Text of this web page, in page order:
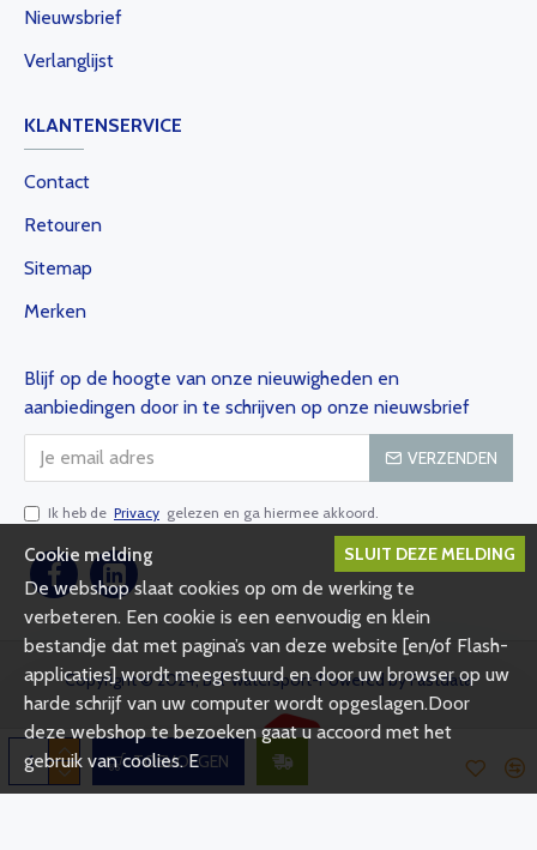
TOEVOEGEN
Nieuwsbrief
Verlanglijst
KLANTENSERVICE
Contact
Retouren
Sitemap
Merken
Blijf op de hoogte van onze nieuwigheden en
aanbiedingen door in te schrijven op onze nieuwsbrief
VERZENDEN
Ik heb de Privacy gelezen en ga hiermee akkoord.
Copyright © 2024, Bsl-watersport-Powered by Fastdata
SLUIT DEZE MELDING
Cookie melding
De webshop slaat cookies op om de werking te
verbeteren. Een cookie is een eenvoudig en klein
bestandje dat met pagina’s van deze website [en/of Flash-
applicaties] wordt meegestuurd en door uw browser op uw
harde schrijf van uw computer wordt opgeslagen.Door
deze webshop te bezoeken gaat u accoord met het
gebruik van coolies. E